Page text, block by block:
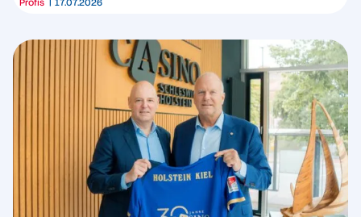
Profis 17.07.2026